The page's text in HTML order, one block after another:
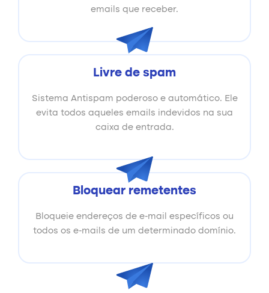
emails que receber.
Livre de spam
Sistema Antispam poderoso e automático. Ele
evita todos aqueles emails indevidos na sua
caixa de entrada.
Bloquear remetentes
Bloqueie endereços de e-mail específicos ou
todos os e-mails de um determinado domínio.